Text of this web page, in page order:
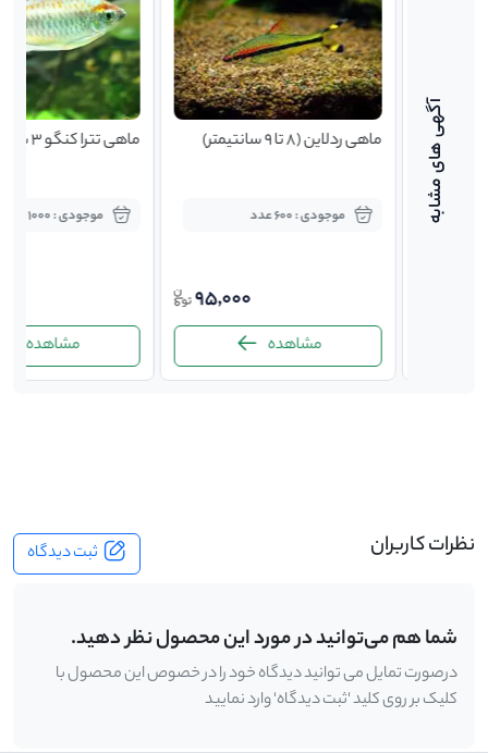
ماهی ردلاین (8 تا 9 سانتیمتر)
موجودی : 600 عدد
95,000
مشاهده
ماهی تترا کنگو 3 سانتیمتر
موجودی : 1000 عدد
مشاهده
نظرات کاربران ثبت دیدگاه
شما هم می‌توانید در مورد این محصول نظر دهید.
درصورت تمایل می توانید دیدگاه خود را در خصوص این محصول با
کلیک بر روی کلید 'ثبت دیدگاه' وارد نمایید